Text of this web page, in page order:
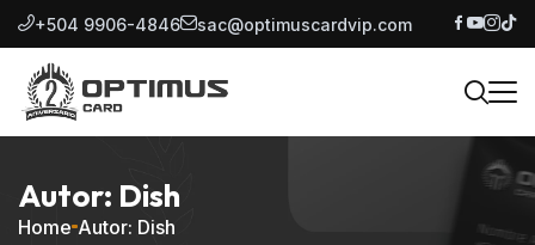
+504 9906-4846 sac@optimuscardvip.com
Autor: Dish
Home Autor: Dish